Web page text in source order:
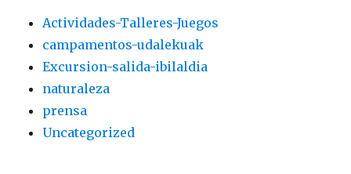
Actividades-Talleres-Juegos
campamentos-udalekuak
Excursion-salida-ibilaldia
naturaleza
prensa
Uncategorized